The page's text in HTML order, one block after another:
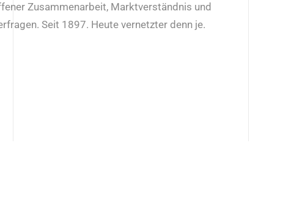
Zusammenarbeit, Marktverständnis und
Seit 1897. Heute vernetzter denn je.